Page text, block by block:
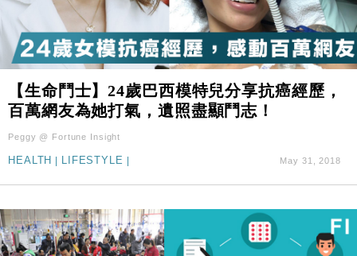
【生命鬥士】24歲巴西模特兒分享抗癌經歷，
百萬網友為她打氣，遺照盡顯鬥志！
Peggy @ Fortune Insight
HEALTH LIFESTYLE May 31, 2018